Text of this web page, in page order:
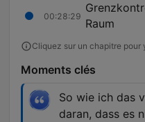
00:28:29
Raum
Cliquez sur un chapitre
Moments clés
So wie ich das
daran, dass es